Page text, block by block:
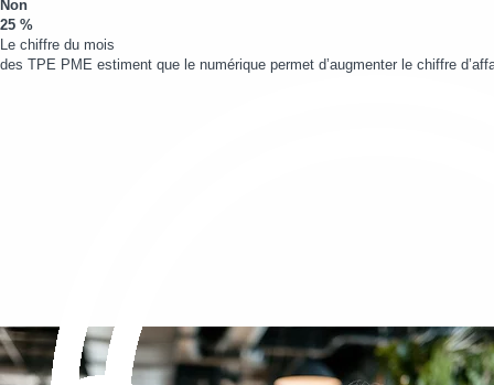
Non
25 %
Le chiffre du mois
des TPE PME estiment que le numérique permet d’augmenter le chiffre